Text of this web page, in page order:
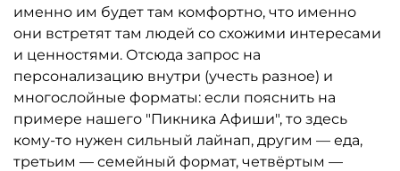
именно им будет там комфортно, что именно
они встретят там людей со схожими интересами
и ценностями. Отсюда запрос на
персонализацию внутри (учесть разное) и
многослойные форматы: если пояснить на
примере нашего "Пикника Афиши", то здесь
кому-то нужен сильный лайнап, другим — еда,
третьим — семейный формат, четвёртым —